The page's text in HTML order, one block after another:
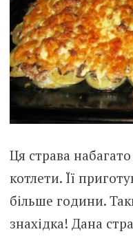
Ця страва
котлети. Її
більше години.
знахідка! Дана